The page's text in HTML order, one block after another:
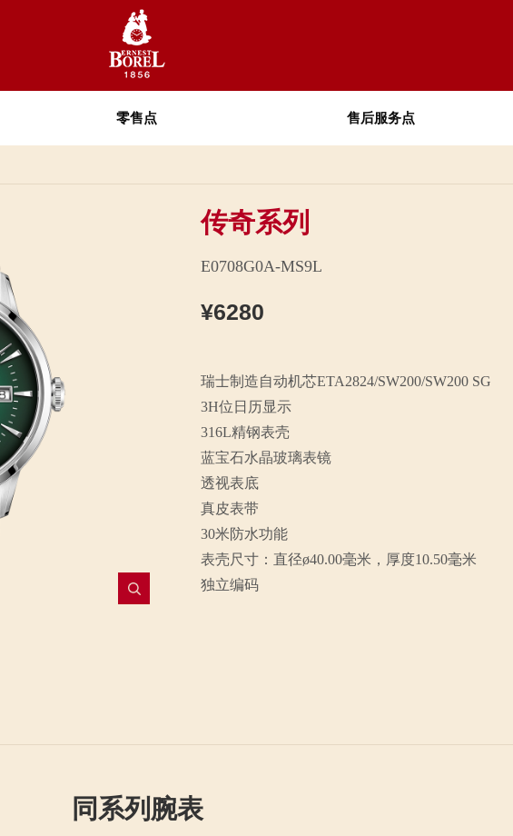
零售点 售后服务点
传奇系列
E0708G0A-MS9L
¥6280
瑞士制造自动机芯ETA2824/SW200/SW200 SG
3H位日历显示
316L精钢表壳
蓝宝石水晶玻璃表镜
透视表底
真皮表带
30米防水功能
表壳尺寸：直径ø40.00毫米，厚度10.50毫米
独立编码
同系列腕表